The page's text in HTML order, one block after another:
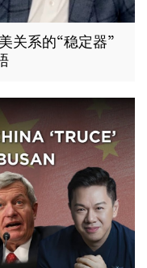
关系的“稳定器”